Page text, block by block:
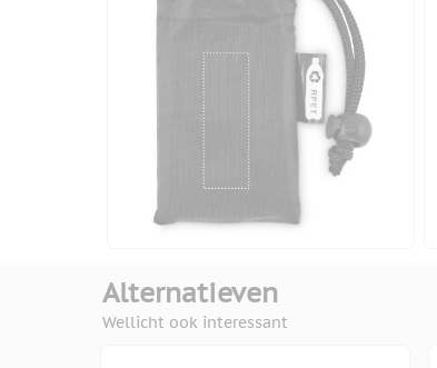
Alternatieven
Wellicht ook interessant